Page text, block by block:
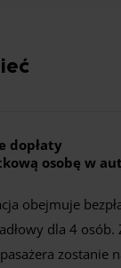
dopłaty
osobę w
obejmuje
dla 4 osób.
zostanie